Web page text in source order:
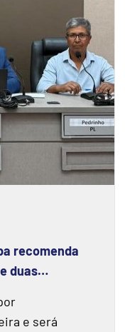
recomenda
duas
e será